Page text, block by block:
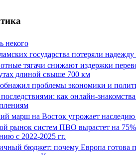
некого
государства потеряли
тягачи снижают издержки
длиной свыше 700 км
проблемы экономики и
как онлайн-
марш на Восток угрожает
рынок систем ПВО вырастет на 75%
с 2022-2025 гг.
бюджет: почему Европа готова